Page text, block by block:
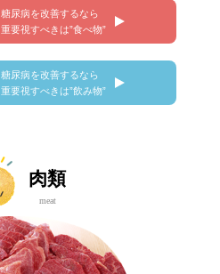
糖尿病を改善するなら
重要視すべきは”食べ物”
糖尿病を改善するなら
重要視すべきは”飲み物”
肉類
meat